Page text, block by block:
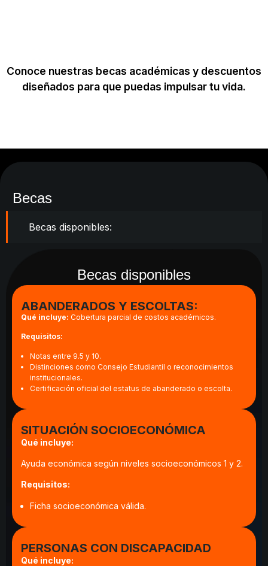
Conoce nuestras becas académicas y descuentos
diseñados para que puedas impulsar tu vida.
Becas
Becas disponibles:
Becas disponibles
ABANDERADOS Y ESCOLTAS:
Qué incluye: Cobertura parcial de costos académicos.
Requisitos:
Notas entre 9.5 y 10.
Distinciones como Consejo Estudiantil o reconocimientos
institucionales.
Certificación oficial del estatus de abanderado o escolta.
SITUACIÓN SOCIOECONÓMICA
Qué incluye:
Ayuda económica según niveles socioeconómicos 1 y 2.
Requisitos:
Ficha socioeconómica válida.
PERSONAS CON DISCAPACIDAD
Qué incluye: